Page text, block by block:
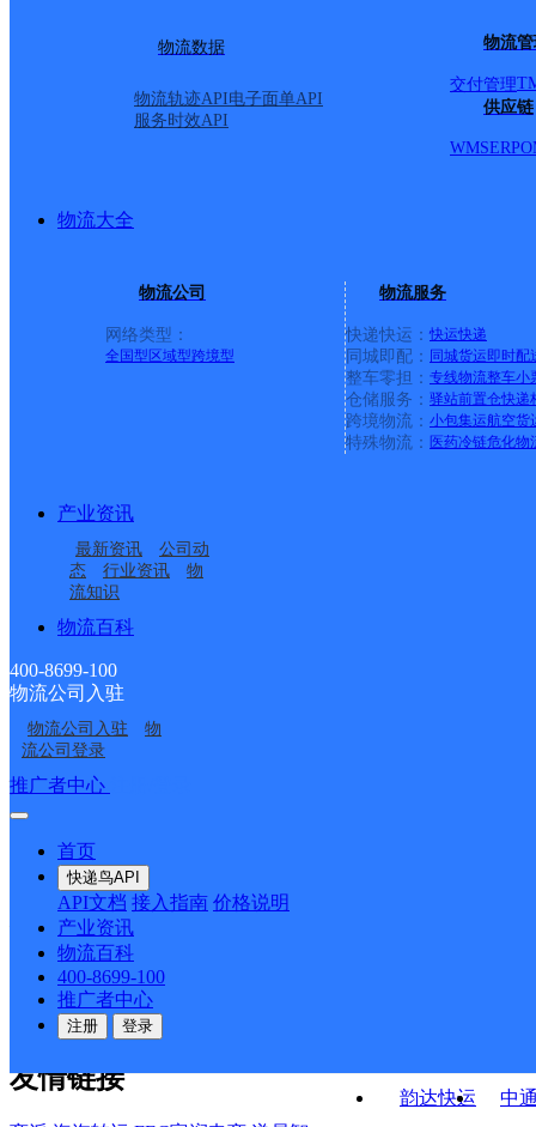
物流数据
物流轨迹API电子面单API
服务时效API
物流
交付管理
供应链
WMSERP
物流大全
物流公司
网络类型：
全国型 区域型跨境型
物流服务
快递快运： 快运快递
同城即配： 同城货运即时配
整车零担： 专线物流整车小
仓储服务： 驿站前置仓快递
跨境物流： 小包集运航空货
特殊物流： 医药冷链危化物
产业资讯
最新资讯
公司动
态
行业资讯
物
流知识
物流百科
400-8699-100
物流公司入驻
物流公司入驻
物
流公司登录
推广者中心
首页
快递鸟API
API文档 接入指南 价格说明
产业资讯
物流百科
400-8699-100
推广者中心
注册 登录
民寄存分部
福建晋江安海镇公司庄
头分部
福建晋江市钻石仓玖韵
云集许许KH分部
福建晋江市台江服务部
福建晋江市公司青阳泉
安路便民服务站分部
福建晋江市钻石仓玖韵
云集益友KH分部
福建晋江市公司陈埭江
韵达快运
中
接口API
API接口 DEMO下载
关于我们
公司介绍 企业动态
合作伙伴 快递鸟接口服务协议
户隐私政策
友情链接